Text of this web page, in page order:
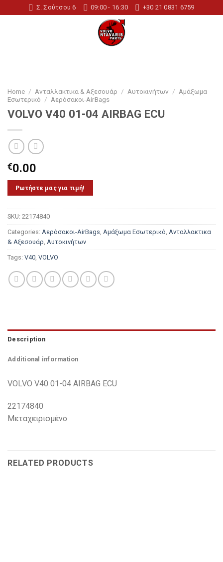
to
Σ. Σούτσου 6 09:00 - 16:30 +30 21 0831 6759
Home / Ανταλλακτικα & Αξεσουάρ / Αυτοκινήτων / Αμάξωμα
Εσωτερικό / Αερόσακοι-AirBags
VOLVO V40 01-04 AIRBAG ECU
€0.00
Ρωτήστε μας για τιμή!
SKU: 22174840
Categories: Αερόσακοι-AirBags Αμάξωμα Εσωτερικό Ανταλλακτικα
& Αξεσουάρ Αυτοκινήτων
Tags: V40 VOLVO
Description
Additional information
VOLVO V40 01-04 AIRBAG ECU
22174840
Μεταχειρισμένο
RELATED PRODUCTS